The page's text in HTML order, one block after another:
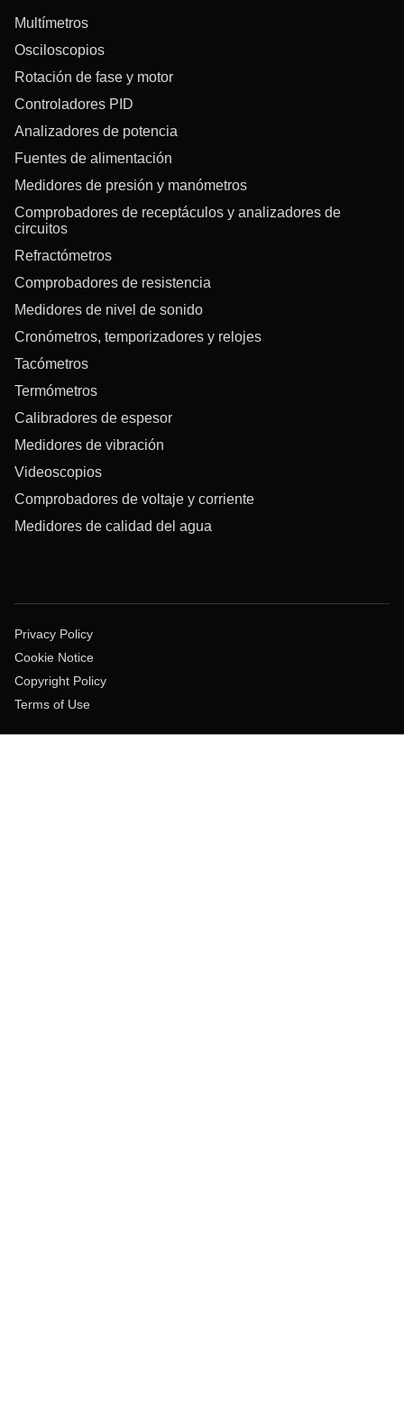
Multímetros
Osciloscopios
Rotación de fase y motor
Controladores PID
Analizadores de potencia
Fuentes de alimentación
Medidores de presión y manómetros
Comprobadores de receptáculos y analizadores de
circuitos
Refractómetros
Comprobadores de resistencia
Medidores de nivel de sonido
Cronómetros, temporizadores y relojes
Tacómetros
Termómetros
Calibradores de espesor
Medidores de vibración
Videoscopios
Comprobadores de voltaje y corriente
Medidores de calidad del agua
Privacy Policy
Cookie Notice
Copyright Policy
Terms of Use